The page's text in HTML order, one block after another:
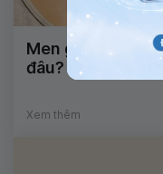
Men gan cao,
đâu?
Xem thêm